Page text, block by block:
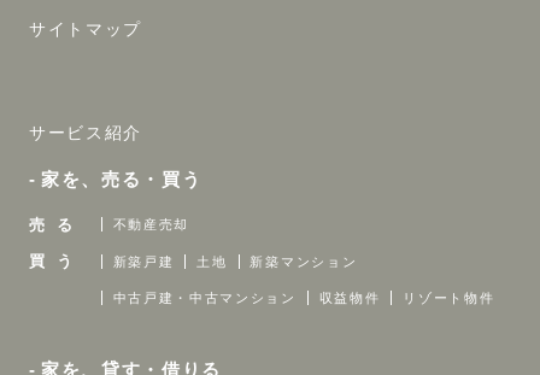
サイトマップ
サービス紹介
家を、売る・買う
売 る 不動産売却
買 う 新築戸建 土地 新築マンション
中古戸建・中古マンション 収益物件 リゾート物件
家を、貸す・借りる